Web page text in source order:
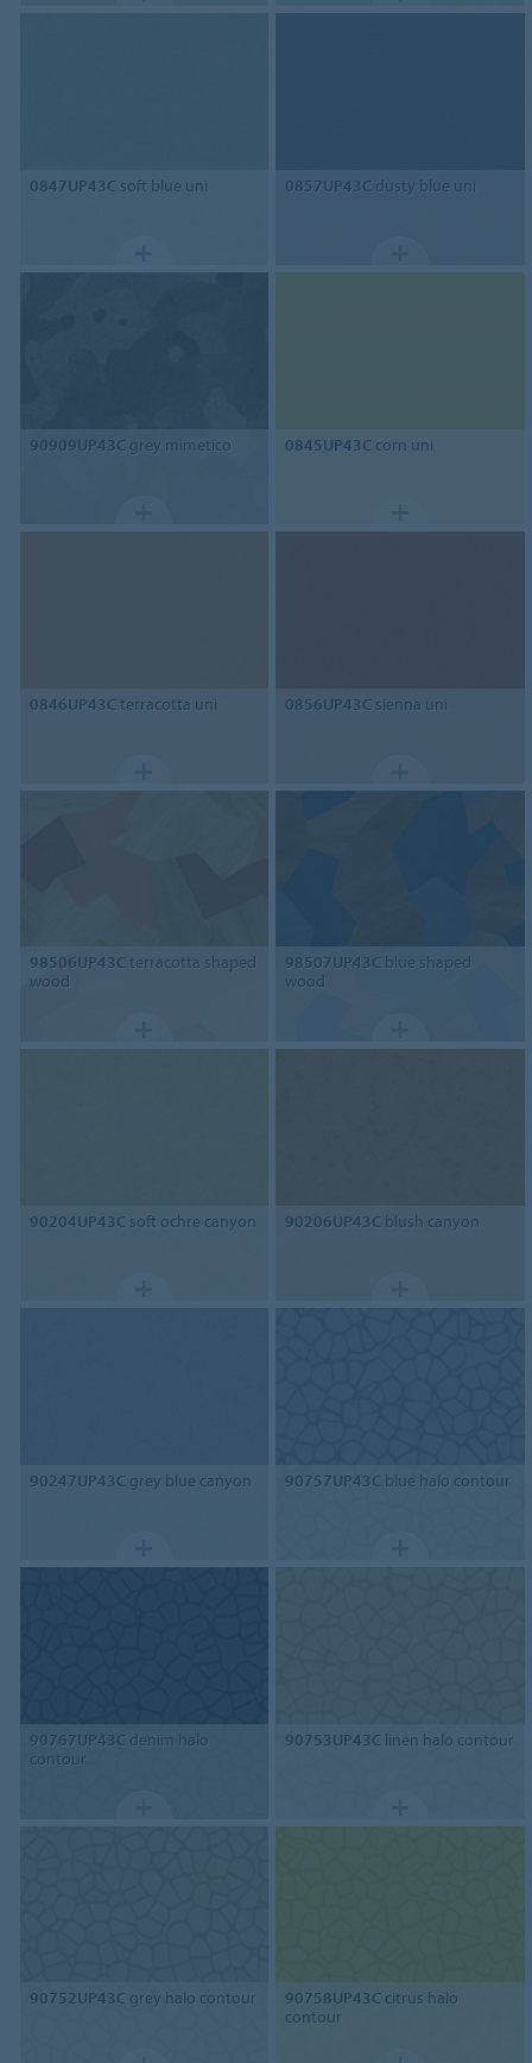
0847UP43C soft blue uni 0857UP43C dusty blue uni
90909UP43C grey mimetico 0845UP43C corn uni
0846UP43C terracotta uni 0856UP43C sienna uni
98506UP43C terracotta shaped
wood
98507UP43C blue shaped
wood
90204UP43C soft ochre canyon 90206UP43C blush canyon
90247UP43C grey blue canyon 90757UP43C blue halo contour
90767UP43C denim halo
contour
90753UP43C linen halo contour
90752UP43C grey halo contour 90758UP43C citrus halo
contour